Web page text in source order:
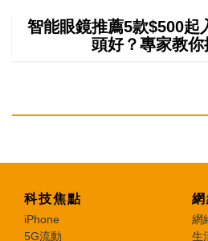
智能眼鏡推薦5款$500起
頭好？專家教
科技焦點
iPhone
5G流動
網
生